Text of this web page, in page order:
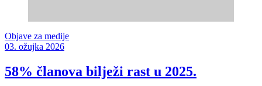
Objave za medije
03. ožujka 2026
58% članova bilježi rast u 2025.